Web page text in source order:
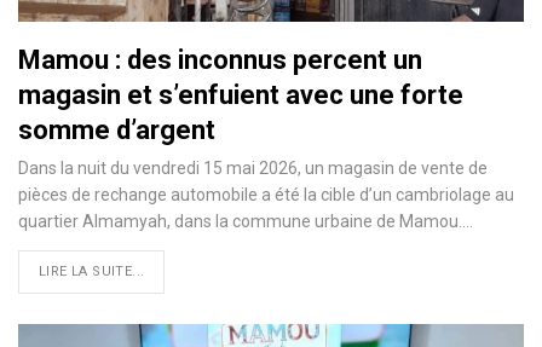
Mamou : des inconnus percent un
magasin et s’enfuient avec une forte
somme d’argent
Dans la nuit du vendredi 15 mai 2026, un magasin de vente de
pièces de rechange automobile a été la cible d’un cambriolage au
quartier Almamyah, dans la commune urbaine de Mamou.…
LIRE LA SUITE...